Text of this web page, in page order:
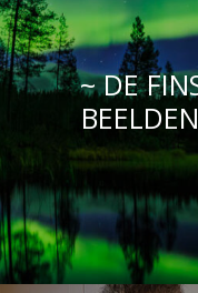
~ DE